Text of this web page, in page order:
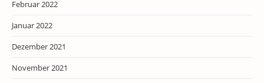
Februar 2022
Januar 2022
Dezember 2021
November 2021